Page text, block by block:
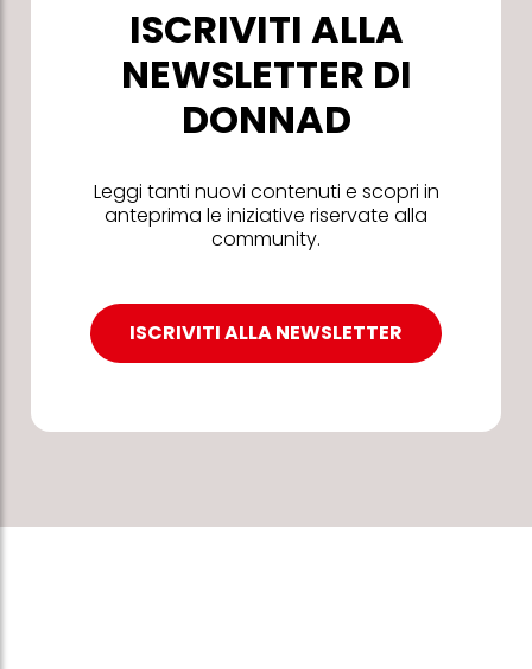
ISCRIVITI ALLA
NEWSLETTER DI
DONNAD
Leggi tanti nuovi contenuti e scopri in
anteprima le iniziative riservate alla
community.
ISCRIVITI ALLA NEWSLETTER